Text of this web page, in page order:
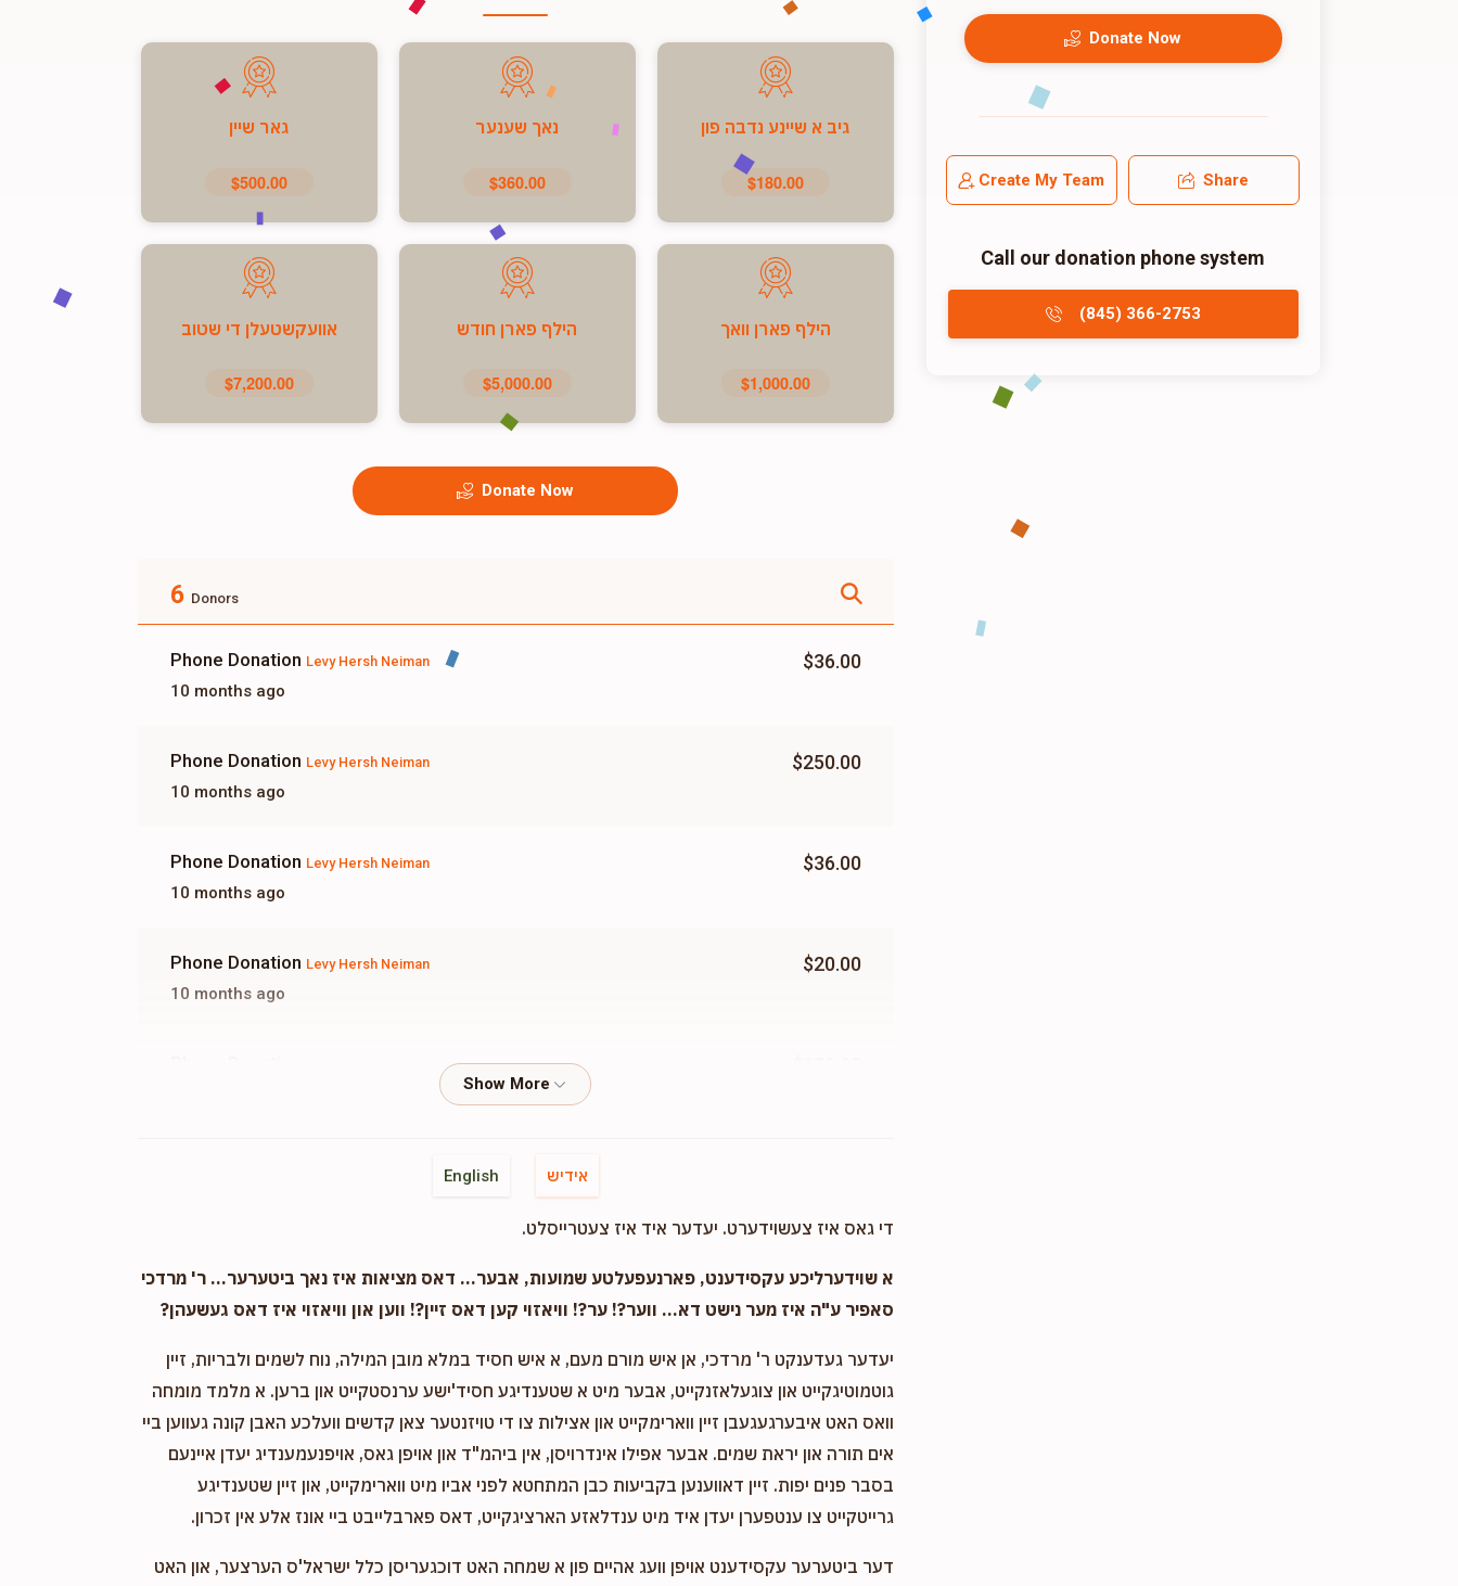
גיב א שיינע נדבה פון
$180.00
נאך שענער
$360.00
גאר שיין
$500.00
הילף פארן וואך
$1,000.00
הילף פארן חודש
$5,000.00
אוועקשטעלן די שטוב
$7,200.00
Donate Now
6 Donors
Phone Donation Levy Hersh Neiman
10 months ago
$36.00
Phone Donation Levy Hersh Neiman
10 months ago
$250.00
Phone Donation Levy Hersh Neiman
10 months ago
$36.00
Phone Donation Levy Hersh Neiman
10 months ago
$20.00
English אידיש
די גאס איז צעשוידערט. יעדער איד איז צעטרייסלט.
א שוידערליכע עקסידענט, פארנעפעלטע שמועות, אבער... דאס מציאות איז נאך ביטערער... ר' מרדכי
סאפיר ע"ה איז מער נישט דא... ווער?! ער?! וויאזוי קען דאס זיין?! ווען און וויאזוי איז דאס געשעהן?
יעדער געדענקט ר' מרדכי, אן איש מורם מעם, א איש חסיד במלא מובן המילה, נוח לשמים ולבריות, זיין
גוטמוטיגקייט און צוגעלאזנקייט, אבער מיט א שטענדיגע חסיד'ישע ערנסטקייט און ברען. א מלמד מומחה
וואס האט איבערגעגעבן זיין ווארימקייט און אצילות צו די טויזנטער צאן קדשים וועלכע האבן קונה געווען ביי
אים תורה און יראת שמים. אבער אפילו אינדרויסן, אין ביהמ"ד און אויפן גאס, אויפנעמענדיג יעדן איינעם
בסבר פנים יפות. זיין דאווענען בקביעות כבן המתחטא לפני אביו מיט ווארימקייט, און זיין שטענדיגע
גרייטקייט צו ענטפערן יעדן איד מיט ענדלאזע הארציגקייט, דאס פארבלייבט ביי אונז אלע אין זכרון.
דער ביטערער עקסידענט אויפן וועג אהיים פון א שמחה האט דוכגעריסן כלל ישראל'ס הערצער, און האט
Donate Now
Create My Team Share
Call our donation phone system
(845) 366-2753